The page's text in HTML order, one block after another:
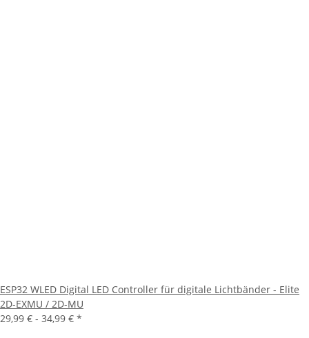
ESP32 WLED Digital LED Controller für digitale Lichtbänder - Elite
2D-EXMU / 2D-MU
29,99 € - 34,99 € *